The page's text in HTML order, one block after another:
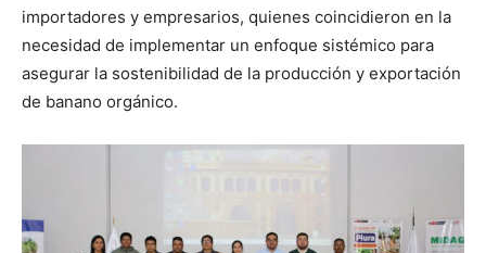
importadores y empresarios, quienes coincidieron en la
necesidad de implementar un enfoque sistémico para
asegurar la sostenibilidad de la producción y exportación
de banano orgánico.